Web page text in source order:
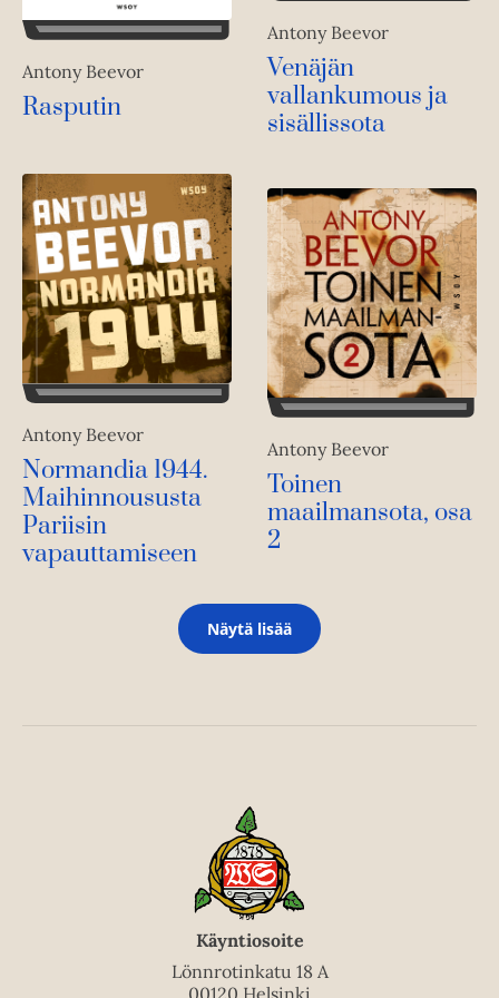
Antony Beevor
Rasputin
Antony Beevor
Venäjän
vallankumous ja
sisällissota
Antony Beevor
Normandia 1944.
Maihinnoususta
Pariisin
vapauttamiseen
Antony Beevor
Toinen
maailmansota, osa
2
Näytä lisää
Käyntiosoite
Lönnrotinkatu 18 A